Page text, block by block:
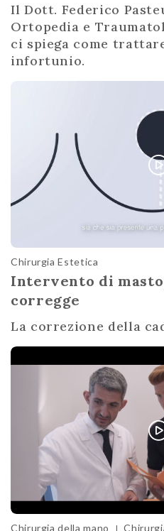
Il Dott. Federico
Ortopedia e
ci spiega come
infortunio.
Chirurgia Estetica
Intervento di
corregge
La correzione della
Chirurgia della mano |